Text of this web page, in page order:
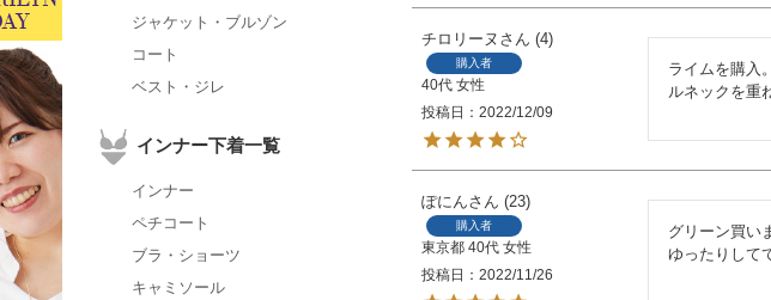
ジャケット・ブルゾン
コート
ベスト・ジレ
インナー下着一覧
インナー
ペチコート
ブラ・ショーツ
キャミソール
チロリーヌ 4
購入者
40代 女性
投稿日
2022/12/09
ライムを購入
ルネックを重
ぽにん 23
購入者
東京都 40代 女性
投稿日
2022/11/26
グリーン買い
ゆったりして